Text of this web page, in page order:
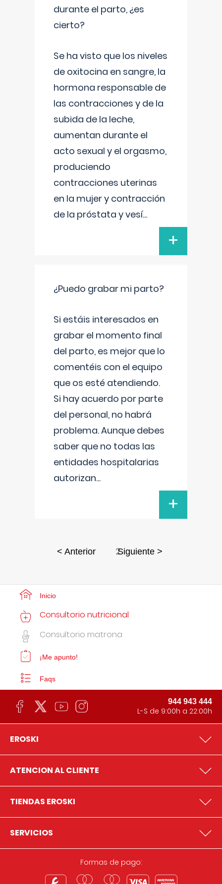
durante el parto, ¿es
cierto?
Se ha visto que los niveles
de oxitocina en sangre, la
hormona responsable de
las contracciones y de la
subida de la leche,
aumentan durante el
acto sexual y el orgasmo,
produciendo
contracciones uterinas
en la mujer y contracción
de la próstata y vesí...
+
¿Puedo grabar mi parto?
Si estáis interesados en
grabar el momento final
del parto, es mejor que lo
comentéis con el equipo
que os esté atendiendo.
Si hay acuerdo por parte
del personal, no habrá
problema. Aunque debes
saber que no todas las
entidades hospitalarias
autorizan...
+
< Anterior 2Siguiente >
Inicio
Consultorio nutricional
Consultorio matrona
¡Me apunto!
Faqs
944 943 444
L-S de 9:00h a 22:00h
EROSKI
ATENCION AL CLIENTE
TIENDAS EROSKI
SERVICIOS
Formas de pago: